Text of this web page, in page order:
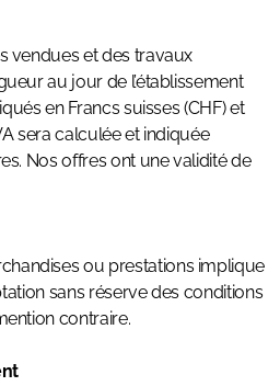
vendues et des travaux
au jour de l’établissement
en Francs suisses (CHF) et
sera calculée et indiquée
Nos offres ont une validité de
ou prestations implique
sans réserve des conditions
contraire.